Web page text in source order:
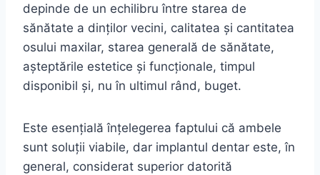
depinde de un echilibru între starea de
sănătate a dinților vecini, calitatea și cantitatea
osului maxilar, starea generală de sănătate,
așteptările estetice și funcționale, timpul
disponibil și, nu în ultimul rând, buget.
Este esențială înțelegerea faptului că ambele
sunt soluții viabile, dar implantul dentar este, în
general, considerat superior datorită